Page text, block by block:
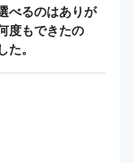
べるのはありが
度もできたの
。